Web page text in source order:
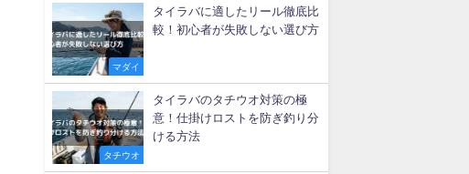
マダイ
タイラバに適したリール徹底比
較！初心者が失敗しない選び方
タチウオ
タイラバのタチウオ対策の極
意！仕掛けロストを防ぎ釣り分
ける方法